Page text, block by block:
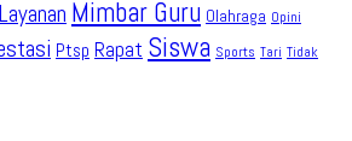
Layanan Mimbar Guru Olahraga Opini
Ptsp Rapat Siswa Sports Tari Tidak